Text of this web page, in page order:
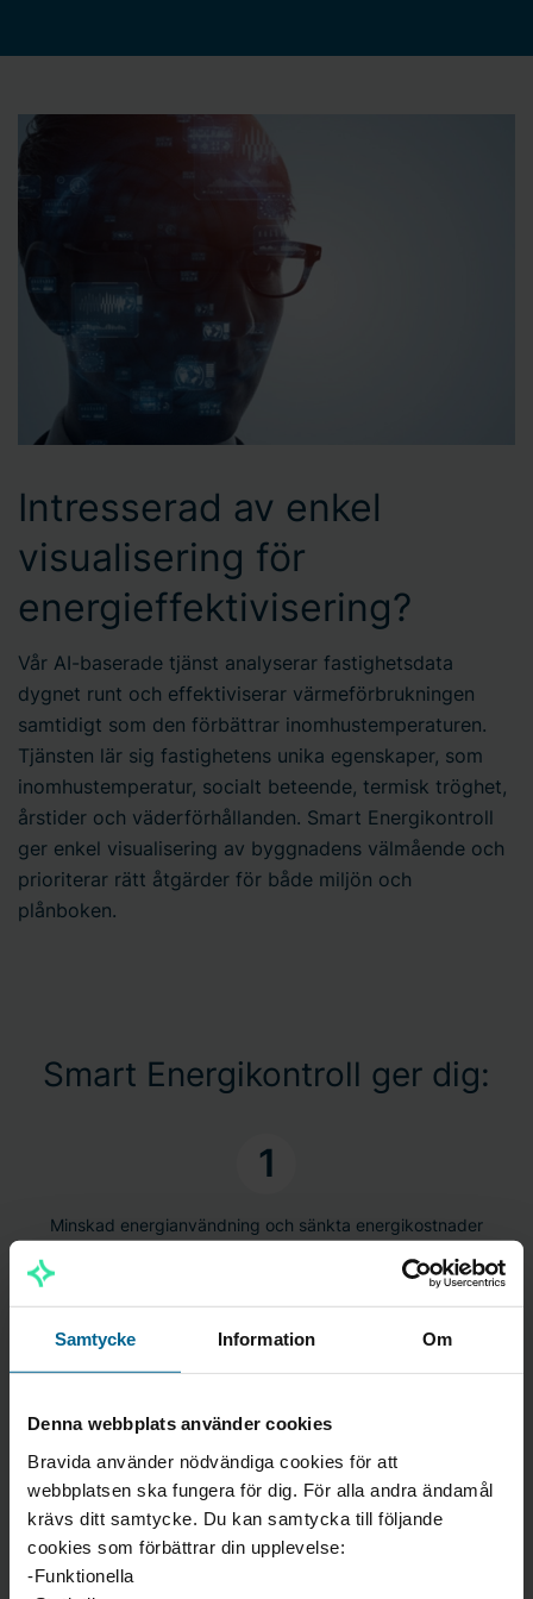
Samtycke Information Om
Denna webbplats använder cookies
Bravida använder nödvändiga cookies för att
webbplatsen ska fungera för dig. För alla andra ändamål
krävs ditt samtycke. Du kan samtycka till följande
cookies som förbättrar din upplevelse:
-Funktionella
Intresserad av enkel
visualisering för
energieffektivisering?
Vår AI-baserade tjänst analyserar fastighetsdata
dygnet runt och effektiviserar värmeförbrukningen
samtidigt som den förbättrar inomhustemperaturen.
Tjänsten lär sig fastighetens unika egenskaper, som
inomhustemperatur, socialt beteende, termisk tröghet,
årstider och väderförhållanden. Smart Energikontroll
ger enkel visualisering av byggnadens välmående och
prioriterar rätt åtgärder för både miljön och
plånboken.
Smart Energikontroll ger dig:
1
Minskad energianvändning och sänkta energikostnader
Möjlighet för integration med dina befintliga fastighetssystem
3
Realtidsövervakning, rapporter och analyser
4